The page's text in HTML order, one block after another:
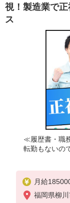
視！製造業で
ス
≪履歴書・職
転勤もないの
月給
福岡県柳